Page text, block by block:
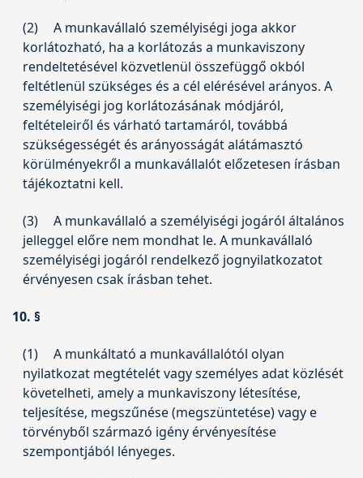
(2)
A munkavállaló személyiségi joga akkor
korlátozható, ha a korlátozás a munkaviszony
rendeltetésével közvetlenül összefüggő okból
feltétlenül szükséges és a cél elérésével arányos. A
személyiségi jog korlátozásának módjáról,
feltételeiről és várható tartamáról, továbbá
szükségességét és arányosságát alátámasztó
körülményekről a munkavállalót előzetesen írásban
tájékoztatni kell.
(3)
A munkavállaló a személyiségi jogáról általános
jelleggel előre nem mondhat le. A munkavállaló
személyiségi jogáról rendelkező jognyilatkozatot
érvényesen csak írásban tehet.
10. §
(1)
A munkáltató a munkavállalótól olyan
nyilatkozat megtételét vagy személyes adat közlését
követelheti, amely a munkaviszony létesítése,
teljesítése, megszűnése (megszüntetése) vagy e
törvényből származó igény érvényesítése
szempontjából lényeges.